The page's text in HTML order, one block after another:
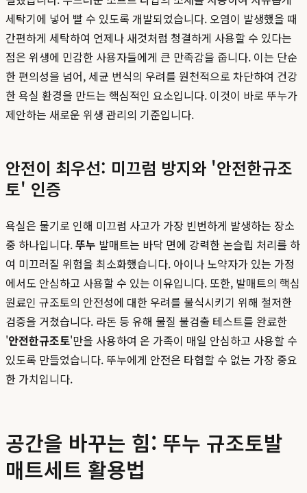
세탁기에 넣어 빨 수 있도록 개발되었습니다. 오염이 발생했을 때
간편하게 세탁하여 언제나 새것처럼 청결하게 사용할 수 있다는
점은 위생에 민감한 사용자들에게 큰 만족감을 줍니다. 이는 단순
한 편의성을 넘어, 세균 번식의 우려를 원천적으로 차단하여 건강
한 욕실 환경을 만드는 핵심적인 요소입니다. 이것이 바로 뚜누가
제안하는 새로운 위생 관리의 기준입니다.
안전이 최우선: 미끄럼 방지와 '안전한규조
토' 인증
욕실은 물기로 인해 미끄럼 사고가 가장 빈번하게 발생하는 장소
중 하나입니다.뚜누 발매트는 바닥 면에 강력한 논슬립 처리를 하
여 미끄러질 위험을 최소화했습니다. 아이나 노약자가 있는 가정
에서도 안심하고 사용할 수 있는 이유입니다. 또한, 발매트의 핵심
원료인 규조토의 안전성에 대한 우려를 불식시키기 위해 철저한
검증을 거쳤습니다. 라돈 등 유해 물질 불검출 테스트를 완료한
'안전한규조토'만을 사용하여 온 가족이 매일 안심하고 사용할 수
있도록 만들었습니다. 뚜누에게 안전은 타협할 수 없는 가장 중요
한 가치입니다.
공간을 바꾸는 힘: 뚜누 규조토발
매트세트 활용법